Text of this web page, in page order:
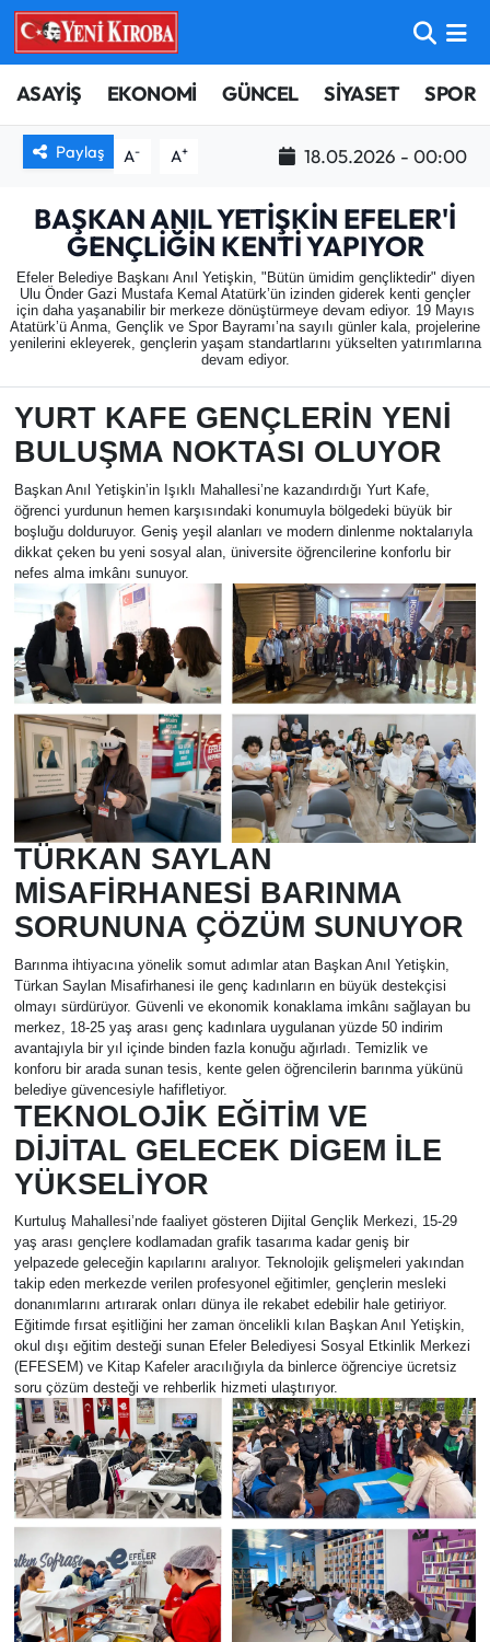
ASAYİŞ EKONOMİ GÜNCEL SİYASET SPOR
Paylaş A- A+ 18.05.2026 - 00:00
BAŞKAN ANIL YETİŞKİN EFELER'İ
GENÇLİĞİN KENTİ YAPIYOR
Efeler Belediye Başkanı Anıl Yetişkin, "Bütün ümidim gençliktedir" diyen
Ulu Önder Gazi Mustafa Kemal Atatürk’ün izinden giderek kenti gençler
için daha yaşanabilir bir merkeze dönüştürmeye devam ediyor. 19 Mayıs
Atatürk’ü Anma, Gençlik ve Spor Bayramı’na sayılı günler kala, projelerine
yenilerini ekleyerek, gençlerin yaşam standartlarını yükselten yatırımlarına
devam ediyor.
YURT KAFE GENÇLERİN YENİ
BULUŞMA NOKTASI OLUYOR
Başkan Anıl Yetişkin’in Işıklı Mahallesi’ne kazandırdığı Yurt Kafe,
öğrenci yurdunun hemen karşısındaki konumuyla bölgedeki büyük bir
boşluğu dolduruyor. Geniş yeşil alanları ve modern dinlenme noktalarıyla
dikkat çeken bu yeni sosyal alan, üniversite öğrencilerine konforlu bir
nefes alma imkânı sunuyor.
TÜRKAN SAYLAN
MİSAFİRHANESİ BARINMA
SORUNUNA ÇÖZÜM SUNUYOR
Barınma ihtiyacına yönelik somut adımlar atan Başkan Anıl Yetişkin,
Türkan Saylan Misafirhanesi ile genç kadınların en büyük destekçisi
olmayı sürdürüyor. Güvenli ve ekonomik konaklama imkânı sağlayan bu
merkez, 18-25 yaş arası genç kadınlara uygulanan yüzde 50 indirim
avantajıyla bir yıl içinde binden fazla konuğu ağırladı. Temizlik ve
konforu bir arada sunan tesis, kente gelen öğrencilerin barınma yükünü
belediye güvencesiyle hafifletiyor.
TEKNOLOJİK EĞİTİM VE
DİJİTAL GELECEK DİGEM İLE
YÜKSELİYOR
Kurtuluş Mahallesi’nde faaliyet gösteren Dijital Gençlik Merkezi, 15-29
yaş arası gençlere kodlamadan grafik tasarıma kadar geniş bir
yelpazede geleceğin kapılarını aralıyor. Teknolojik gelişmeleri yakından
takip eden merkezde verilen profesyonel eğitimler, gençlerin mesleki
donanımlarını artırarak onları dünya ile rekabet edebilir hale getiriyor.
Eğitimde fırsat eşitliğini her zaman öncelikli kılan Başkan Anıl Yetişkin,
okul dışı eğitim desteği sunan Efeler Belediyesi Sosyal Etkinlik Merkezi
(EFESEM) ve Kitap Kafeler aracılığıyla da binlerce öğrenciye ücretsiz
soru çözüm desteği ve rehberlik hizmeti ulaştırıyor.
ASAYİŞ
BİLİM-TEKNOLOJİ
DÜNYA
EĞİTİM
GÜNCEL
GÜNDEM
MAGAZİN
SAĞLIK
SİYASET
SPOR
TARIM
TURİZM
YAŞAM
RESMİ İLANLAR
HABER İLAN
Aydın Nöbetçi Eczaneler
Aydın Hava Durumu
Aydın Trafik Yoğunluk Haritası
Süper Lig Puan Durumu ve Fikstür
Son Dakika Haberleri
Haber Arşivi